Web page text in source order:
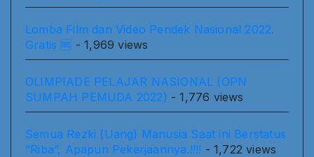
Lomba Film dan Video Pendek Nasional 2022.
Gratis 🆓 - 1,969 views
OLIMPIADE PELAJAR NASIONAL (OPN
SUMPAH PEMUDA 2022) - 1,776 views
Semua Rezki (Uang) Manusia Saat ini Berstatus
“Riba”, Apapun Pekerjaannya.!!!! - 1,722 views